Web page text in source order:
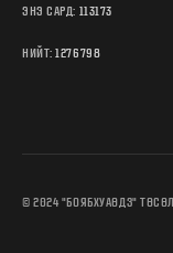
ЭНЭ САРД: 113173
НИЙТ:1276798
© 2024 "БОЯБХУАӨДЗ"